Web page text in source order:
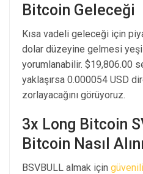
Bitcoin Geleceği
Kısa vadeli geleceği için
dolar düzeyine gelmesi yeşil
yorumlanabilir. $19,806.00
yaklaşırsa 0.000054 USD
zorlayacağını görüyoruz.
3x Long Bitcoin
Bitcoin Nasıl
BSVBULL almak için